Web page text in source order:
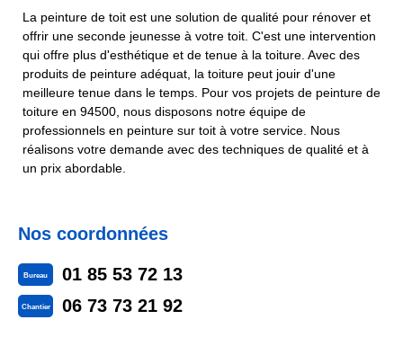
La peinture de toit est une solution de qualité pour rénover et
offrir une seconde jeunesse à votre toit. C'est une intervention
qui offre plus d'esthétique et de tenue à la toiture. Avec des
produits de peinture adéquat, la toiture peut jouir d'une
meilleure tenue dans le temps. Pour vos projets de peinture de
toiture en 94500, nous disposons notre équipe de
professionnels en peinture sur toit à votre service. Nous
réalisons votre demande avec des techniques de qualité et à
un prix abordable.
Nos coordonnées
Bureau 01 85 53 72 13
Chantier 06 73 73 21 92